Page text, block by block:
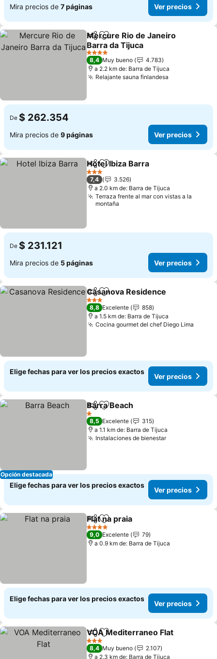
Mira precios de 7 páginas Ver precios
CompartirAgregar a favoritos
Mercure Rio de Janeiro
Barra da Tijuca
Ver precios
4 Estrellas
8,4 Muy bueno
4.783
a 2.2 km de: Barra de Tijuca
Relajante sauna finlandesa
De $ 262.354
Mira precios de 9 páginas Ver precios
CompartirAgregar a favoritos
Hotel Ibiza Barra
3 Estrellas
7,4
3.526
a 2.0 km de: Barra de Tijuca
Terraza frente al mar con vistas a la
montaña
De $ 231.121
Mira precios de 5 páginas Ver precios
CompartirAgregar a favoritos
Casanova Residence
3 Estrellas
8,8 Excelente
858
a 1.5 km de: Barra de Tijuca
Cocina gourmet del chef Diego Lima
Elige fechas para ver los precios exactos
Ver precios
Opción destacada
CompartirAgregar a favoritos
Barra Beach
1 Estrellas
8,5 Excelente
315
a 1.1 km de: Barra de Tijuca
Instalaciones de bienestarVer precios
Elige fechas para ver los precios exactos
Ver precios
CompartirAgregar a favoritos
Flat na praia
4 Estrellas
9,0 Excelente
79
a 0.9 km de: Barra de Tijuca
Elige fechas para ver los precios exactos
Ver precios
CompartirAgregar a favoritos
VOA Mediterraneo Flat
3 Estrellas
8,4 Muy bueno
2.107
a 2.3 km de: Barra de Tijuca